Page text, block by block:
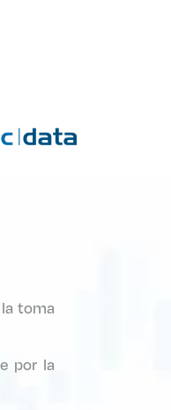
toma
por la